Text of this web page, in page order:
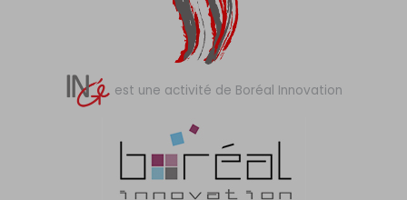
est une activité de Boréal Innovation